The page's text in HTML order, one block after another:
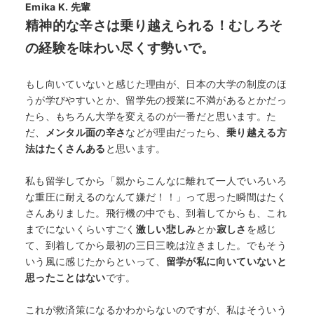
Emika K. 先輩
精神的な辛さは乗り越えられる！むしろそ
の経験を味わい尽くす勢いで。
もし向いていないと感じた理由が、日本の大学の制度のほ
うが学びやすいとか、留学先の授業に不満があるとかだっ
たら、もちろん大学を変えるのが一番だと思います。た
だ、
メンタル面の辛さなどが理由だったら、 乗り越える方
法はたくさんある と思います。
私も留学してから「親からこんなに離れて一人でいろいろ
な重圧に耐えるのなんて嫌だ！！」って思った瞬間はたく
さんありました。飛行機の中でも、到着してからも、これ
までにないくらいすごく 激しい悲しみとか寂しさ を感じ
て、到着してから最初の三日三晩は泣きました。でもそう
いう風に感じたからといって、 留学が私に向いていないと
思ったことはないです。
これが救済策になるかわからないのですが、私はそういう